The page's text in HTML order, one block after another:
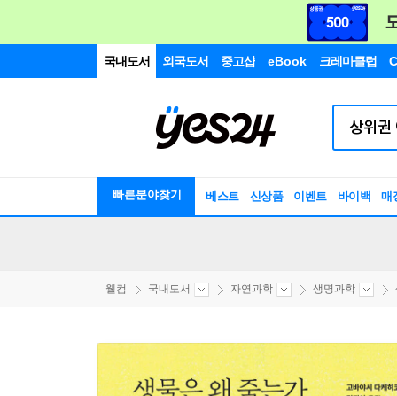
국내도서 외국도서 중고샵 eBook 크레마클럽
빠른분야찾기 베스트 신상품 이벤트 바이백 매
웰컴 국내도서 자연과학 생명과학